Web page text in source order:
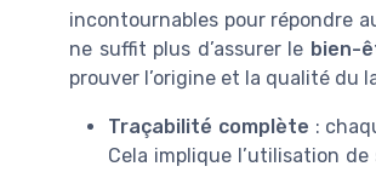
incontournables pour répondre
ne suffit plus d’assurer le bien-
prouver l’origine et la qualité du
Traçabilité complète :
Cela implique l’utilisation